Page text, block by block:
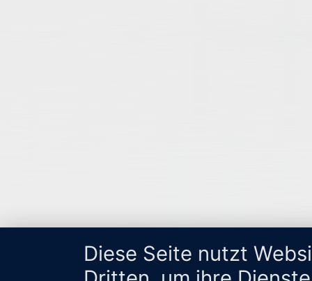
Diese Seite nutzt